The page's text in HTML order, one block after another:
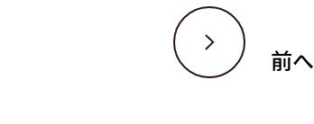
投
稿
ナ
ビ
前へ